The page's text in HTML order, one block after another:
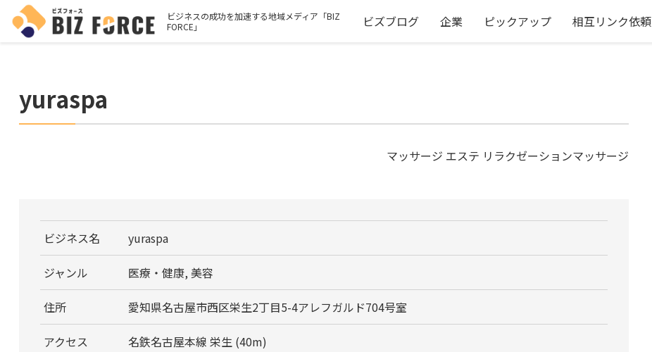
ビジネスの成功を加速する地域メディア「BIZ
FORCE」
ビズブログ 企業 ピックアップ 相互リンク依頼
yuraspa
マッサージ エステ リラクゼーションマッサージ
ビジネス名 yuraspa
ジャンル 医療・健康, 美容
住所 愛知県名古屋市西区栄生2丁目5-4アレフガルド704号室
アクセス
名鉄名古屋本線 栄生 (40m)